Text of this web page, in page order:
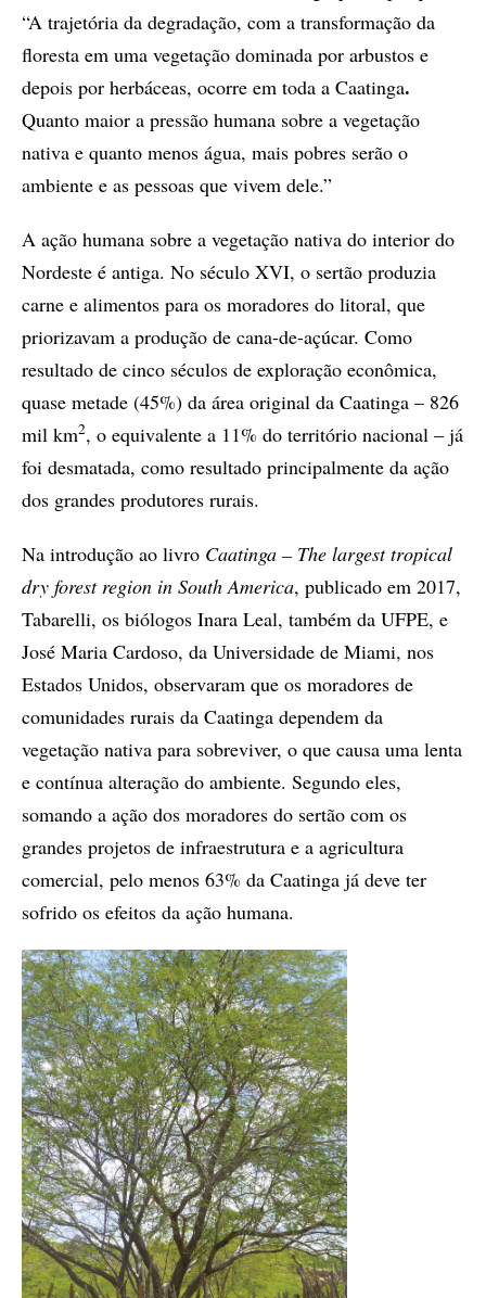
“A trajetória da degradação, com a transformação da
floresta em uma vegetação dominada por arbustos e
depois por herbáceas, ocorre em toda a Caatinga.
Quanto maior a pressão humana sobre a vegetação
nativa e quanto menos água, mais pobres serão o
ambiente e as pessoas que vivem dele.”
A ação humana sobre a vegetação nativa do interior do
Nordeste é antiga. No século XVI, o sertão produzia
carne e alimentos para os moradores do litoral, que
priorizavam a produção de cana-de-açúcar. Como
resultado de cinco séculos de exploração econômica,
quase metade (45%) da área original da Caatinga – 826
mil km2, o equivalente a 11% do território nacional – já
foi desmatada, como resultado principalmente da ação
dos grandes produtores rurais.
Na introdução ao livro Caatinga – The largest tropical
dry forest region in South America, publicado em 2017,
Tabarelli, os biólogos Inara Leal, também da UFPE, e
José Maria Cardoso, da Universidade de Miami, nos
Estados Unidos, observaram que os moradores de
comunidades rurais da Caatinga dependem da
vegetação nativa para sobreviver, o que causa uma lenta
e contínua alteração do ambiente. Segundo eles,
somando a ação dos moradores do sertão com os
grandes projetos de infraestrutura e a agricultura
comercial, pelo menos 63% da Caatinga já deve ter
sofrido os efeitos da ação humana.